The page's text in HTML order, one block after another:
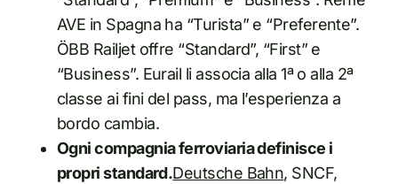
AVE in Spagna ha “Turista” e “Preferente”.
ÖBB Railjet offre “Standard”, “First” e
“Business”. Eurail li associa alla 1ª o alla 2ª
classe ai fini del pass, ma l’esperienza a
bordo cambia.
Ogni compagnia ferroviaria definisce i
propri standard.Deutsche Bahn, SNCF,